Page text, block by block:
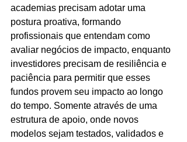
academias precisam adotar uma
postura proativa, formando
profissionais que entendam como
avaliar negócios de impacto, enquanto
investidores precisam de resiliência e
paciência para permitir que esses
fundos provem seu impacto ao longo
do tempo. Somente através de uma
estrutura de apoio, onde novos
modelos sejam testados, validados e